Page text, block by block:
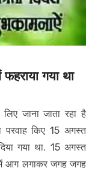
गया था
जाना जाता रहा है
परवाह किए 15 अगस्त
गया था. 15 अगस्त
आग लगाकर जगह जगह